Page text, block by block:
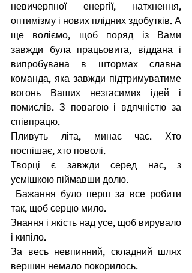
невичерпної енергії, натхнення,
оптимізму і нових плідних здобутків. А
ще воліємо, щоб поряд із Вами
завжди була працьовита, віддана і
випробувана в штормах славна
команда, яка завжди підтримуватиме
вогонь Ваших незгасимих ідей і
помислів. З повагою і вдячністю за
співпрацю.
Пливуть літа, минає час. Хто
поспішає, хто поволі.
Творці є завжди серед нас, з
усмішкою піймавши долю.
так, щоб серцю мило.
Знання і якість над усе, щоб вирувало
і кипіло.
За весь невпинний, складний шлях
вершин немало покорилось.